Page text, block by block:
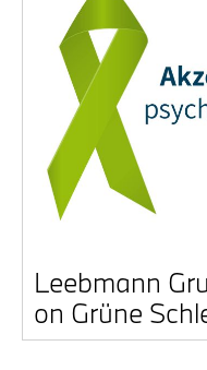
Leeb­mann
on Grü­ne